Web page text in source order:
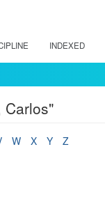
INDEXED
Carlos"
W X Y
Z